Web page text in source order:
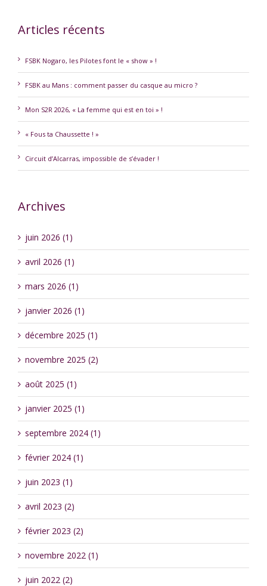
Articles récents
FSBK Nogaro, les Pilotes font le « show » !
FSBK au Mans : comment passer du casque au micro ?
Mon S2R 2026, « La femme qui est en toi » !
« Fous ta Chaussette ! »
Circuit d’Alcarras, impossible de s’évader !
Archives
juin 2026 (1)
avril 2026 (1)
mars 2026 (1)
janvier 2026 (1)
décembre 2025 (1)
novembre 2025 (2)
août 2025 (1)
janvier 2025 (1)
septembre 2024 (1)
février 2024 (1)
juin 2023 (1)
avril 2023 (2)
février 2023 (2)
novembre 2022 (1)
juin 2022 (2)